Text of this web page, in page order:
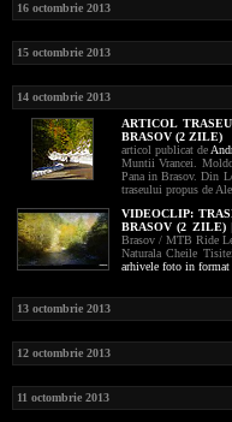
16 octombrie 2013
15 octombrie 2013
14 octombrie 2013
ARTICOL
BRASOV (2 ZILE)
articol publicat de
Muntii Vrancei.
Pana in Brasov. Din
traseului propus de
VIDEOCLIP:
BRASOV (2 ZILE)
Brasov / MTB Ride
Naturala Cheile
arhivele foto in format
13 octombrie 2013
12 octombrie 2013
11 octombrie 2013